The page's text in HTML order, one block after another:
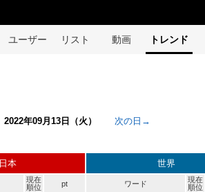
ユーザー リスト 動画 トレンド
2022年09月13日（火） 次の日→
日本 世界
現在
順位
pt ワード
現在
順位